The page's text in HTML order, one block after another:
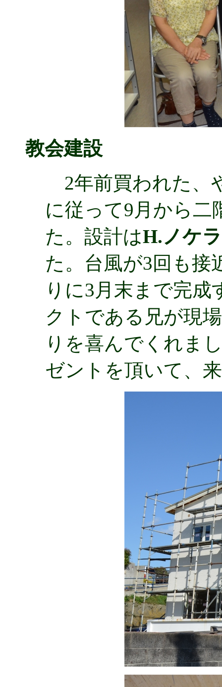
教会建設
2年前買われた、
に従って9月から二
た。設計はH.ノケ
た。台風が3回も接
りに3月末まで完
クトである兄が現
りを喜んでくれま
ゼントを頂いて、